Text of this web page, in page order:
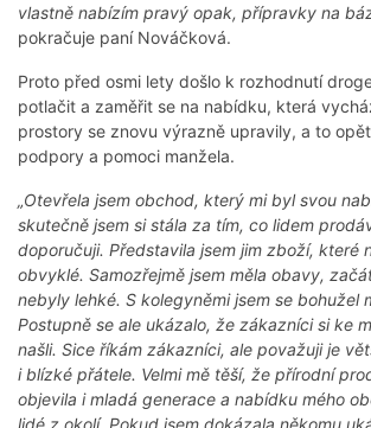
vlastně nabízím pravý opak, přípravky na
pokračuje paní Nováčková.
Proto před osmi lety došlo k rozhodnutí
potlačit a zaměřit se na nabídku, která
prostory se znovu výrazně upravily, a to
podpory a pomoci manžela.
„Otevřela jsem obchod, který mi byl svou
skutečně jsem si stála za tím, co lidem
doporučuji. Představila jsem jim zboží, které
obvyklé. Samozřejmě jsem měla obavy,
nebyly lehké. S kolegyněmi jsem se bohužel
Postupně se ale ukázalo, že zákazníci si ke
našli. Sice říkám zákazníci, ale považuji je
i blízké přátele. Velmi mě těší, že přírodní
objevila i mladá generace a nabídku mého
lidé z okolí. Pokud jsem dokázala někomu